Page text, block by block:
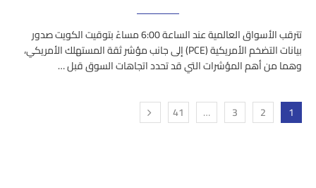
تترقب الأسواق العالمية عند الساعة 6:00 مساءً بتوقيت الكويت صدور
بيانات التضخم الأمريكية (PCE) إلى جانب مؤشر ثقة المستهلك الأمريكي،
وهما من أهم المؤشرات التي قد تحدد اتجاهات السوق قبل …
1
2
3
…
41